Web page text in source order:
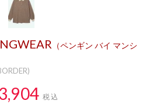
（ペンギン バイ マンシ
税込